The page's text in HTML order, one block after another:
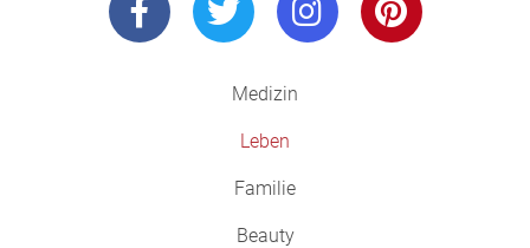
Medizin
Leben
Familie
Beauty